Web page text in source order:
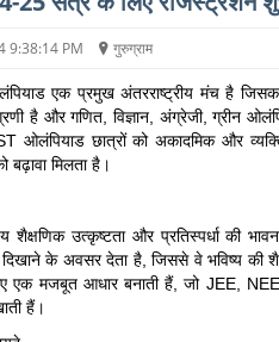
9:38:14 PM गुरुग्राम
एक प्रमुख अंतरराष्ट्रीय मंच है
है और गणित, विज्ञान, अंग्रेजी, ग्रीन
ओलंपियाड छात्रों को अकादमिक और
बढ़ावा मिलता है।
उत्कृष्टता और प्रतिस्पर्धा की
दिखाने के अवसर देता है, जिससे वे भविष्य
एक मजबूत आधार बनाती हैं, जो JEE,
हैं।